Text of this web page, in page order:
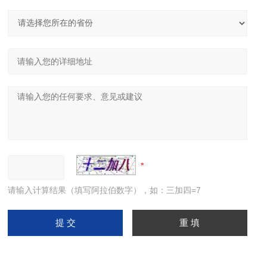
请输入计算结果（填写阿拉伯数字），如：三加四=7